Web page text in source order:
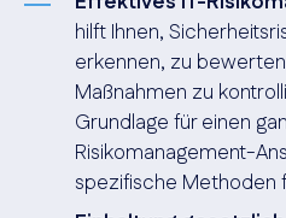
hilft Ihnen,
erkennen, zu
Maßnahmen zu
Grundlage für einen
Risikomanagement-
spezifische Methoden